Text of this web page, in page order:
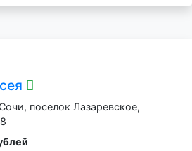
поселок Лазаревское,